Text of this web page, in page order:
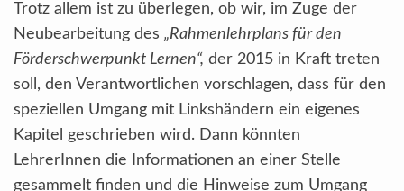
Trotz allem ist zu überlegen, ob wir, im Zuge der
Neubearbeitung des „Rahmenlehrplans für den
Förderschwerpunkt Lernen“, der 2015 in Kraft treten
soll, den Verantwortlichen vorschlagen, dass für den
speziellen Umgang mit Linkshändern ein eigenes
Kapitel geschrieben wird. Dann könnten
LehrerInnen die Informationen an einer Stelle
gesammelt finden und die Hinweise zum Umgang